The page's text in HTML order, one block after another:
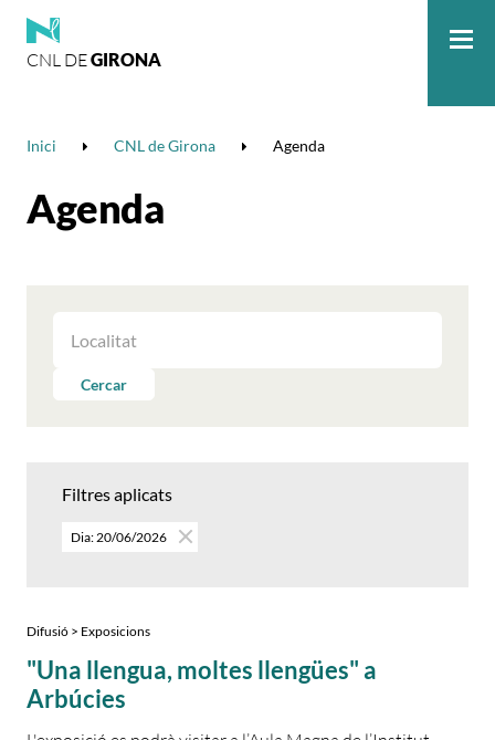
CNL DEGIRONA
Inici CNL de Girona Agenda
Agenda
LES
PERCercar
Filtres aplicats
Dia: 20/06/2026
Difusió > Exposicions
"Una llengua, moltes llengües" a
Arbúcies